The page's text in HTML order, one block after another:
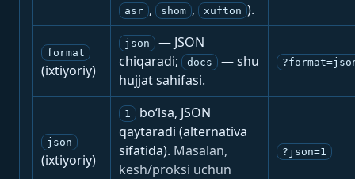
asr , shom , xufton ).
format
(ixtiyoriy)
json
— JSON
chiqaradi;
docs
— shu
hujjat sahifasi.
json
(ixtiyoriy)
1
bo‘lsa, JSON
qaytaradi (alternativa
sifatida). Masalan,
kesh/proksi uchun
?json=1